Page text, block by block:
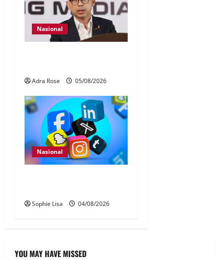
Nasional
Adra Rose 05/08/2026
Nasional
Sophie Lisa 04/08/2026
YOU MAY HAVE MISSED